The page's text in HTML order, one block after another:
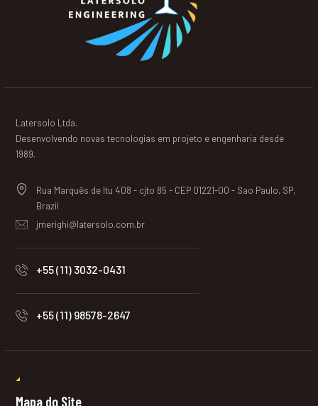
Latersolo Ltda.
Desenvolvendo novas tecnologias em projeto e engenharia desde
1989.
Rua Marquês de Itu 408 - cjto 85 - CEP 01221-00 - Sao Paulo, SP,
Brazil
jmerighi@latersolo.com.br
+55 (11) 3032-0431
+55 (11) 98578-2647
Mapa do Site